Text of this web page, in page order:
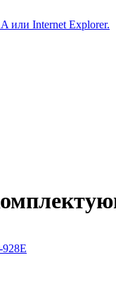
или Internet Explorer.